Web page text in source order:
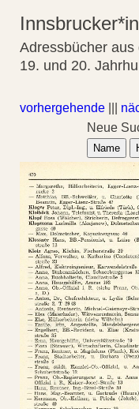
Adressbücher aus
19. und 20.
vorhergehende
Neue
Name